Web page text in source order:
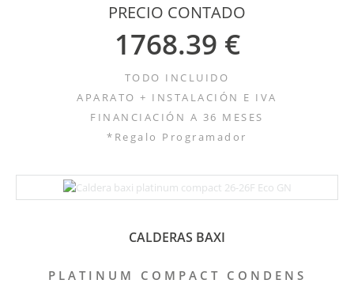
PRECIO CONTADO
1768.39 €
TODO INCLUIDO
APARATO + INSTALACIÓN E IVA
FINANCIACIÓN A 36 MESES
*Regalo Programador
CALDERAS BAXI
PLATINUM COMPACT CONDENS